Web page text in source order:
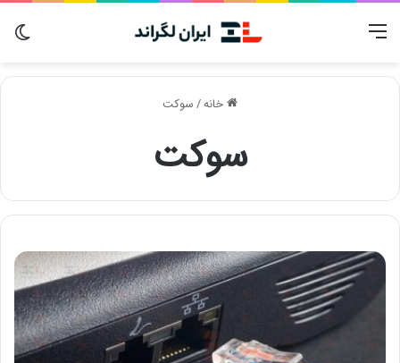
خانه/سوکت
سوکت